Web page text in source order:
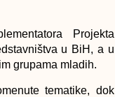
Projekta
u BiH, a u
grupama mladih.
tematike, dok